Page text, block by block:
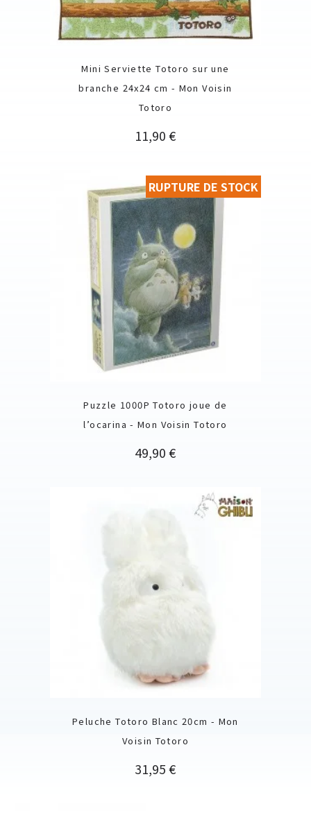
Mini Serviette Totoro sur une
branche 24x24 cm - Mon Voisin
Totoro
Prix
11,90 €
Puzzle 1000P Totoro joue de
l’ocarina - Mon Voisin Totoro
Prix
49,90 €
RUPTURE DE STOCK
Peluche Totoro Blanc 20cm - Mon
Voisin Totoro
Prix
31,95 €